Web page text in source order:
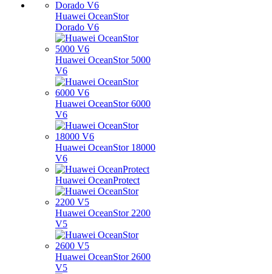
Huawei OceanStor
Dorado V6
Huawei OceanStor 5000
V6
Huawei OceanStor 6000
V6
Huawei OceanStor 18000
V6
Huawei OceanProtect
Huawei OceanStor 2200
V5
Huawei OceanStor 2600
V5